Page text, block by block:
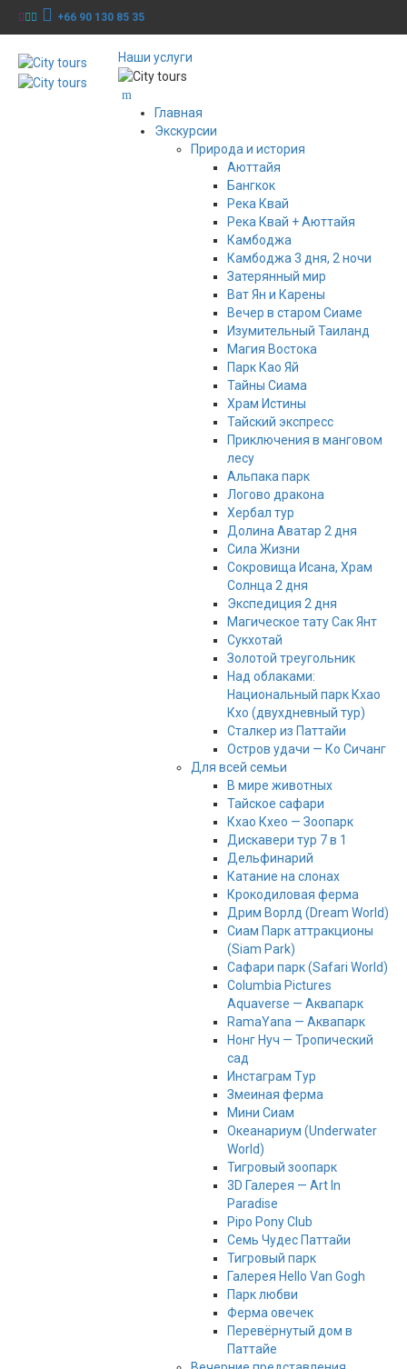
+66 90 130 85 35
Наши услуги
Главная
Экскурсии
Природа и история
Аюттайя
Бангкок
Река Квай
Река Квай + Аюттайя
Камбоджа
Камбоджа 3 дня, 2 ночи
Затерянный мир
Ват Ян и Карены
Вечер в старом Сиаме
Изумительный Таиланд
Магия Востока
Парк Као Яй
Тайны Сиама
Храм Истины
Тайский экспресс
Приключения в манговом
лесу
Альпака парк
Логово дракона
Хербал тур
Долина Аватар 2 дня
Сила Жизни
Сокровища Исана, Храм
Солнца 2 дня
Экспедиция 2 дня
Магическое тату Cак Янт
Сукхотай
Золотой треугольник
Над облаками:
Национальный парк Кхао
Кхо (двухдневный тур)
Сталкер из Паттайи
Остров удачи — Ко Сичанг
Для всей семьи
В мире животных
Тайское сафари
Кхао Кхео — Зоопарк
Дискавери тур 7 в 1
Дельфинарий
Катание на слонах
Крокодиловая ферма
Дрим Ворлд (Dream World)
Сиам Парк аттракционы
(Siam Park)
Сафари парк (Safari World)
Columbia Pictures
Aquaverse — Аквапарк
RamaYana — Аквапарк
Нонг Нуч — Тропический
сад
Инстаграм Тур
Змеиная ферма
Мини Сиам
Океанариум (Underwater
World)
Тигровый зоопарк
3D Галерея — Art In
Paradise
Pipo Pony Club
Семь Чудес Паттайи
Тигровый парк
Галерея Hello Van Gogh
Парк любви
Ферма овечек
Перевёрнутый дом в
Паттайе